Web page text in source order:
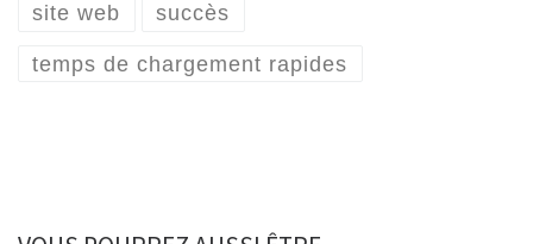
site web succès
temps de chargement rapides